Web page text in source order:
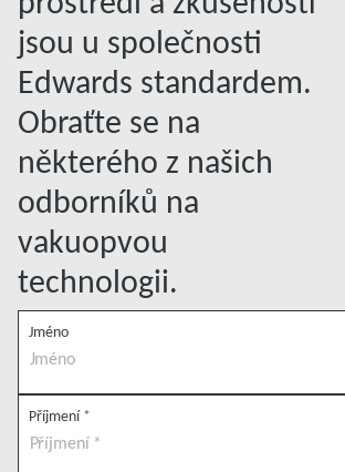
jsou u společnosti
Edwards standardem.
Obraťte se na
některého z našich
odborníků na
vakuopvou
technologii.
Jméno
Příjmení*